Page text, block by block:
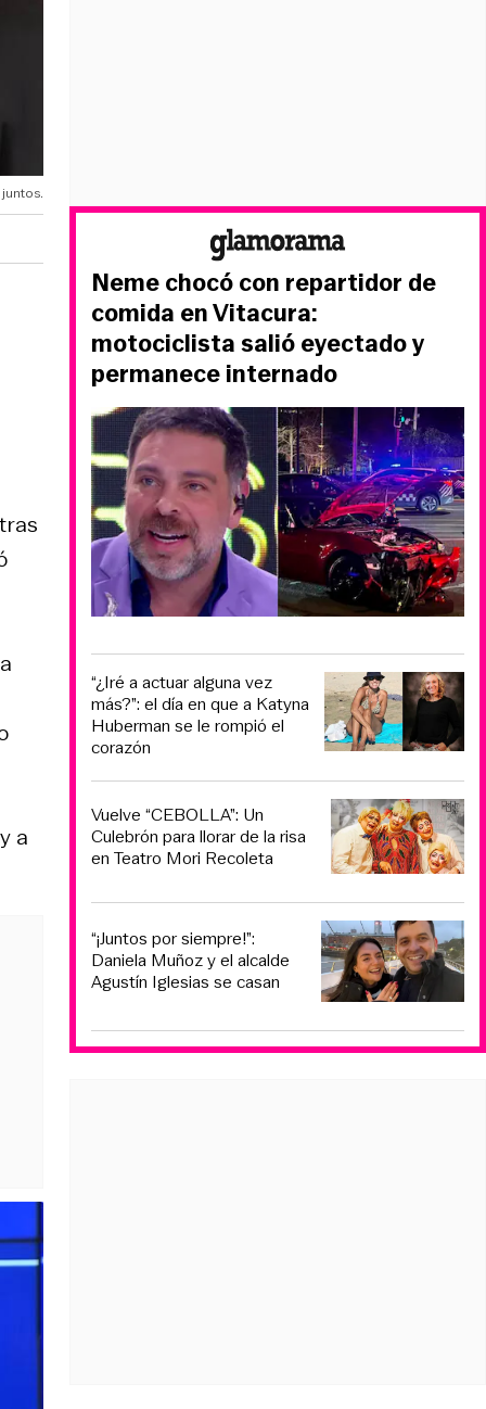
a
Neme chocó con repartidor de
comida en Vitacura:
motociclista salió eyectado y
permanece internado
“¿Iré a actuar alguna vez
más?”: el día en que a Katyna
Huberman se le rompió el
corazón
Vuelve “CEBOLLA”: Un
Culebrón para llorar de la risa
en Teatro Mori Recoleta
“¡Juntos por siempre!”:
Daniela Muñoz y el alcalde
Agustín Iglesias se casan